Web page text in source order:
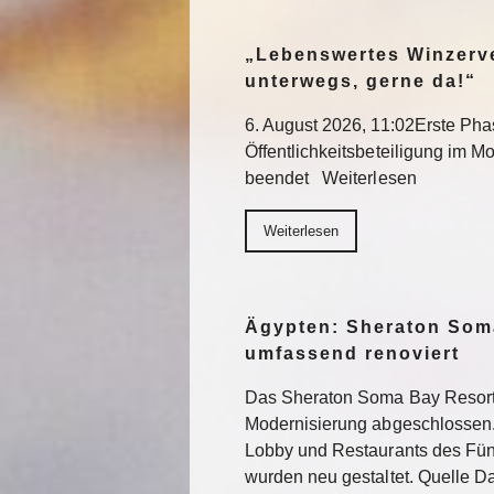
„Lebenswertes
unterwegs, gerne da!“
6. August 2026, 11:02Erste
Öffentlichkeitsbeteiligung im
beendet Weiterlesen
Weiterlesen
Ägypten: Sheraton
umfassend renoviert
Das Sheraton Soma Bay
Modernisierung
Lobby und Restaurants des
wurden neu gestaltet. Quelle